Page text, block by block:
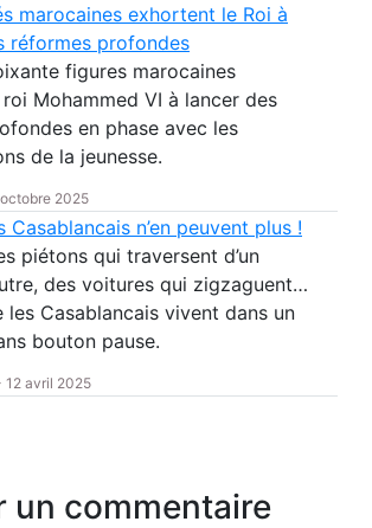
marocaines exhortent le Roi à
réformes profondes
figures marocaines
Mohammed VI à lancer des
en phase avec les
de la jeunesse.
2025
Casablancais n’en peuvent plus !
piétons qui traversent d’un
des voitures qui zigzaguent…
les Casablancais vivent dans un
bouton pause.
12 avril 2025
un commentaire